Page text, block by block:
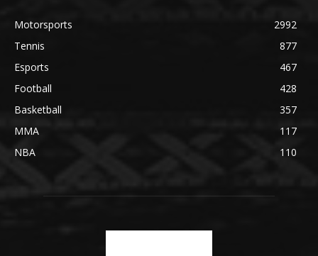
Motorsports
2992
Tennis
877
Esports
467
Football
428
Basketball
357
MMA
117
NBA
110